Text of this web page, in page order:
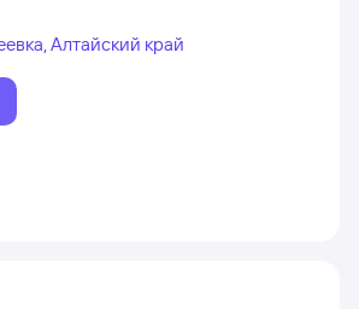
Алтайский край